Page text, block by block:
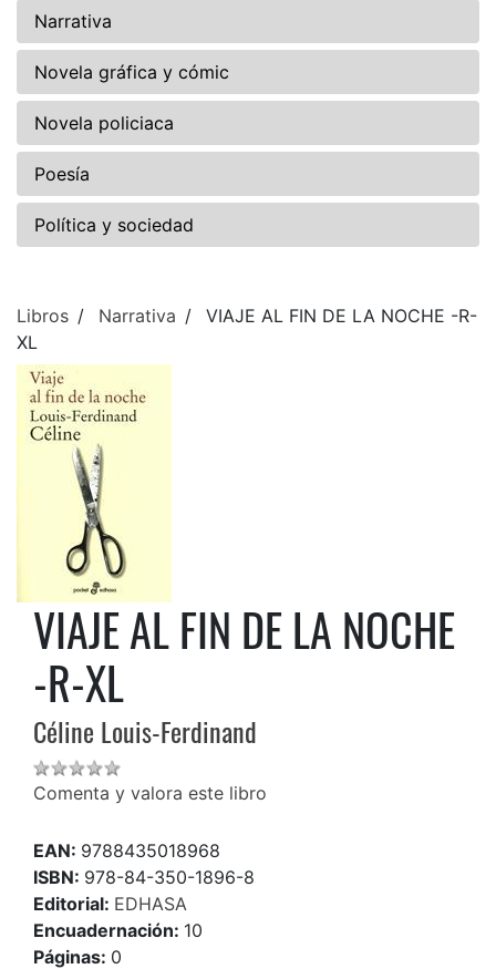
Narrativa
Novela gráfica y cómic
Novela policiaca
Poesía
Política y sociedad
Libros Narrativa
VIAJE AL FIN DE LA NOCHE -R-
XL
VIAJE AL FIN DE LA NOCHE
-R-XL
Céline Louis-Ferdinand
Comenta y valora este libro
EAN: 9788435018968
ISBN: 978-84-350-1896-8
Editorial: EDHASA
Encuadernación: 10
Páginas: 0